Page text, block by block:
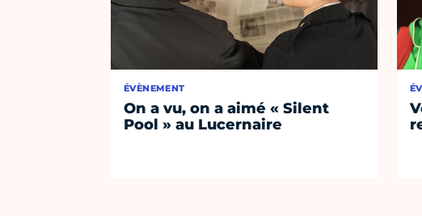
ÉVÈNEMENT
On a vu, on a aimé « Silent
Pool » au Lucernaire